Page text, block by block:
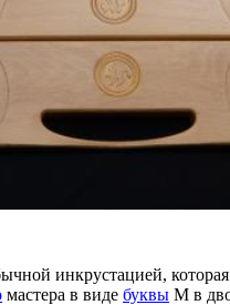
инкрустацией,
мастера в виде буквы М в